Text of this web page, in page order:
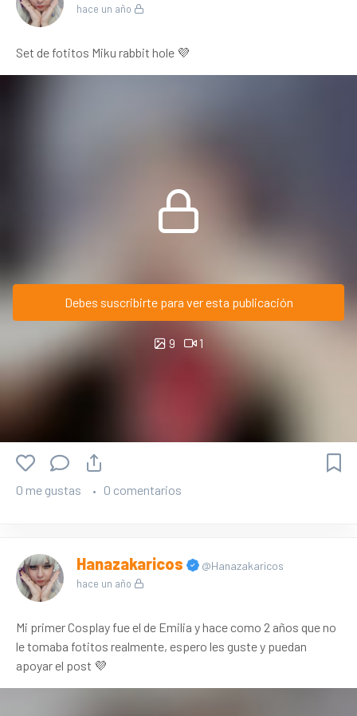
hace un año
Set de fotitos Miku rabbit hole 💜
Debes suscribirte para ver esta publicación
9 1
0 me gustas 0 comentarios
Hanazakaricos @Hanazakaricos
hace un año
Mi primer Cosplay fue el de Emilia y hace como 2 años que no
le tomaba fotitos realmente, espero les guste y puedan
apoyar el post 💜